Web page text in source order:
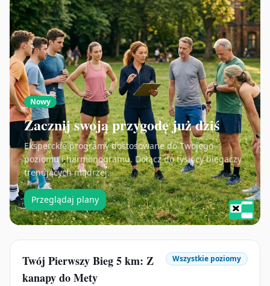
Nowy
Zacznij swoją przygodę już dziś
Eksperckie programy dostosowane do Twojego
poziomu i harmonogramu. Dołącz do tysięcy biegaczy
trenujących mądrzej.
Przeglądaj plany
Twój Pierwszy Bieg 5 km: Z
kanapy do Mety
Wszystkie poziomy